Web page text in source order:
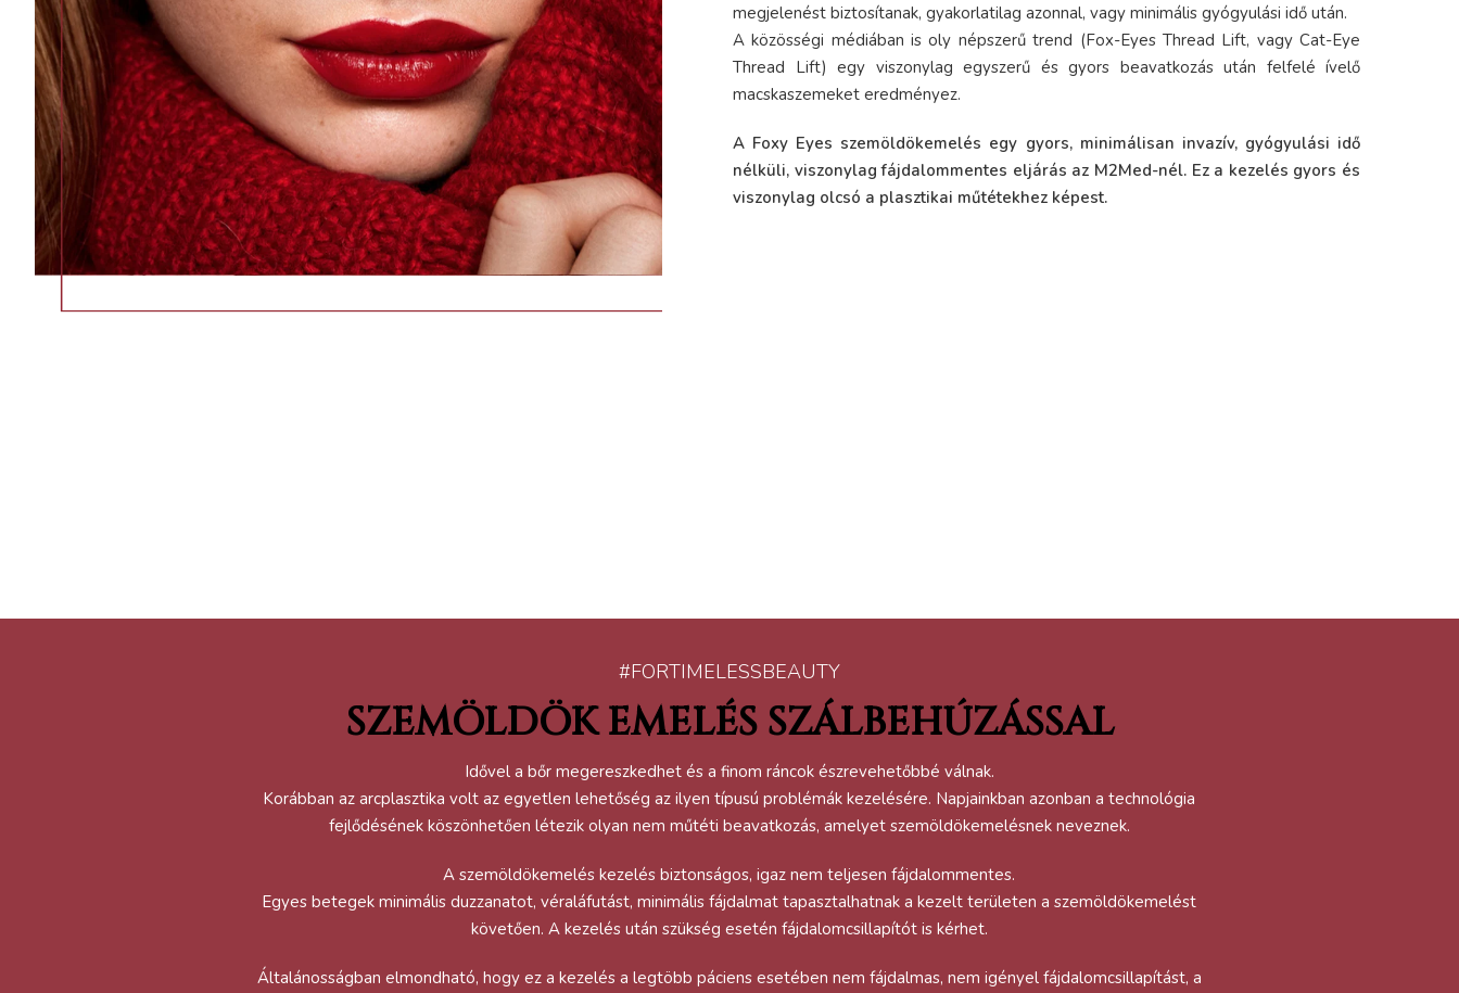
megjelenést biztosítanak, gyakorlatilag azonnal, vagy minimális gyógyulási idő után.
A közösségi médiában is oly népszerű trend (Fox-Eyes Thread Lift, vagy Cat-Eye
Thread Lift) egy viszonylag egyszerű és gyors beavatkozás után felfelé ívelő
macskaszemeket eredményez.
A Foxy Eyes szemöldökemelés egy gyors, minimálisan invazív, gyógyulási idő
nélküli, viszonylag fájdalommentes eljárás az M2Med-nél. Ez a kezelés gyors és
viszonylag olcsó a plasztikai műtétekhez képest.
#FORTIMELESSBEAUTY
SZEMÖLDÖK EMELÉS SZÁLBEHÚZÁSSAL
Idővel a bőr megereszkedhet és a finom ráncok észrevehetőbbé válnak.
Korábban az arcplasztika volt az egyetlen lehetőség az ilyen típusú problémák kezelésére. Napjainkban azonban a technológia
fejlődésének köszönhetően létezik olyan nem műtéti beavatkozás, amelyet szemöldökemelésnek neveznek.
A szemöldökemelés kezelés biztonságos, igaz nem teljesen fájdalommentes.
Egyes betegek minimális duzzanatot, véraláfutást, minimális fájdalmat tapasztalhatnak a kezelt területen a szemöldökemelést
követően. A kezelés után szükség esetén fájdalomcsillapítót is kérhet.
Általánosságban elmondható, hogy ez a kezelés a legtöbb páciens esetében nem fájdalmas, nem igényel fájdalomcsillapítást, a